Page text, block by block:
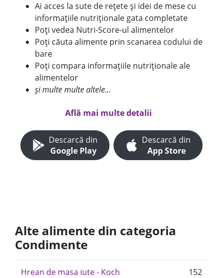
Ai acces la sute de rețete și idei de mese cu
informațiile nutriționale gata completate
Poți vedea Nutri-Score-ul alimentelor
Poți căuta alimente prin scanarea codului de
bare
Poți compara informațiile nutriționale ale
alimentelor
și multe multe altele...
Află mai multe detalii
Descarcă din
Google Play
Descarcă din
App Store
Alte alimente din categoria
Condimente
Hrean de masa iute - Koch
152